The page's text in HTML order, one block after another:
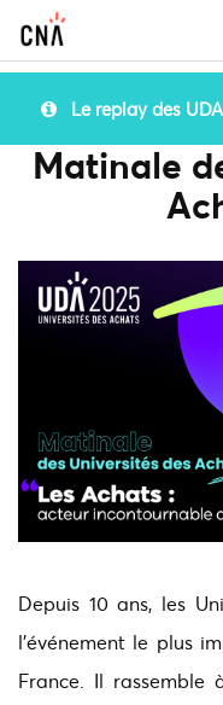
Le replay des
Matinale
Depuis 10 ans, les
l’événement le plus
France. Il rassemble